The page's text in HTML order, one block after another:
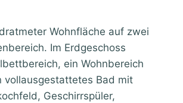
Wohnfläche auf zwei
Im Erdgeschoss
ein Wohnbereich
vollausgestattetes Bad mit
Geschirrspüler,